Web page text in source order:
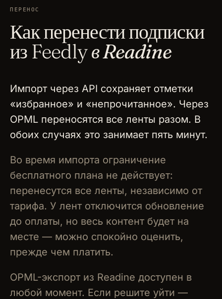
ПЕРЕНОС
Как перенести подписки
из Feedlyв Readine
Импорт через API сохраняет отметки
«избранное» и «непрочитанное». Через
OPML переносятся все ленты разом. В
обоих случаях это занимает пять минут.
Во время импорта ограничение
бесплатного плана не действует:
перенесутся все ленты, независимо от
тарифа. У лент отключится обновление
до оплаты, но весь контент будет на
месте — можно спокойно оценить,
прежде чем платить.
OPML-экспорт из Readine доступен в
любой момент. Если решите уйти —